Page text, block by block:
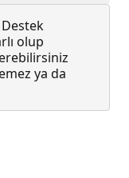
olup
ya da